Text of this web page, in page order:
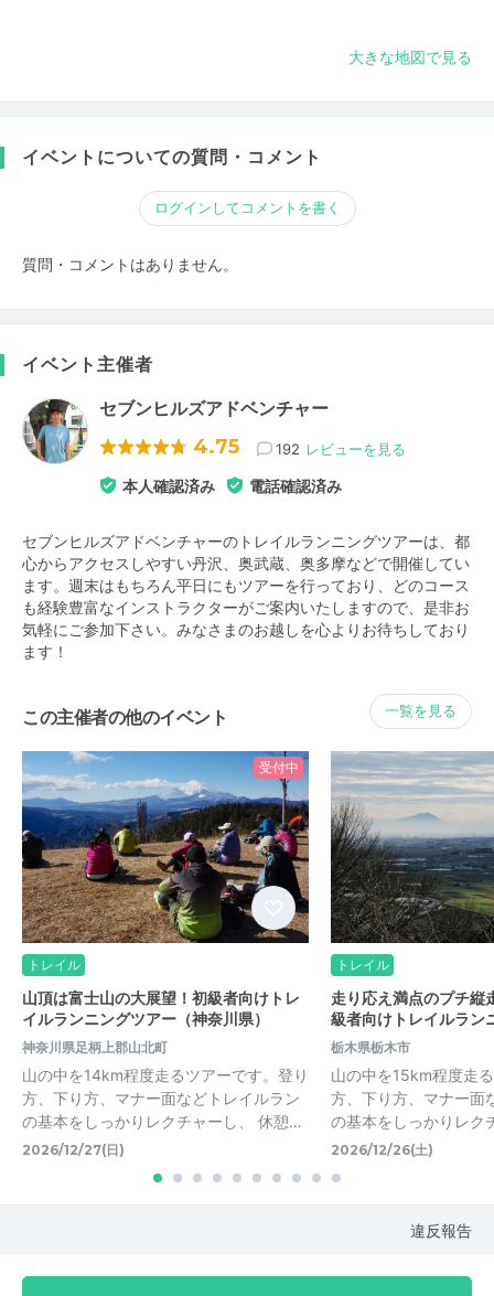
大きな地図で見る
イベントについての質問・コメント
ログインしてコメントを書く
質問・コメントはありません。
イベント主催者
セブンヒルズアドベンチャー
4.75 192 レビューを見る
本人確認済み 電話確認済み
セブンヒルズアドベンチャーのトレイルランニングツアーは、都
心からアクセスしやすい丹沢、奥武蔵、奥多摩などで開催してい
ます。週末はもちろん平日にもツアーを行っており、どのコース
も経験豊富なインストラクターがご案内いたしますので、是非お
気軽にご参加下さい。みなさまのお越しを心よりお待ちしており
ます！
この主催者の他のイベント 一覧を見る
受付中
トレイル
山頂は富士山の大展望！初級者向けトレ
イルランニングツアー（神奈川県）
神奈川県足柄上郡山北町
山の中を14km程度走るツアーです。登り
方、下り方、マナー面などトレイルラン
の基本をしっかりレクチャーし、 休憩…
2026/12/27(日)
トレイル
走り応え満点のプチ縦
級者向けトレイルラン
栃木県栃木市
山の中を15km程度走
方、下り方、マナー面
の基本をしっかりレク
2026/12/26(土)
違反報告